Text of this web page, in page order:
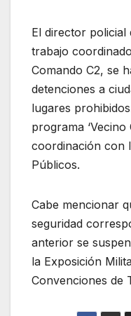
El director policial
trabajo
Comando C2, se
detenciones a
lugares
programa ‘Vecino
coordinación con
Públicos.
Cabe mencionar
seguridad
anterior se
la Exposición
Convenciones de